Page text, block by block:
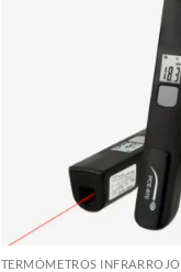
TERMÓMETROS